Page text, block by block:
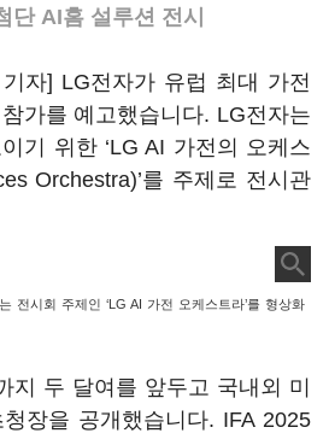
AI홈 설루션 전시
자] LG전자가 유럽 최대 가전
참가를 예고했습니다. LG전자는
기 위한 ‘LG AI 가전의 오케스
Orchestra)’를 주제로 전시관
전시회 주제인 ‘LG AI 가전 오케스트라’를 형상화
지 두 달여를 앞두고 국내외 미
장을 공개했습니다. IFA 2025